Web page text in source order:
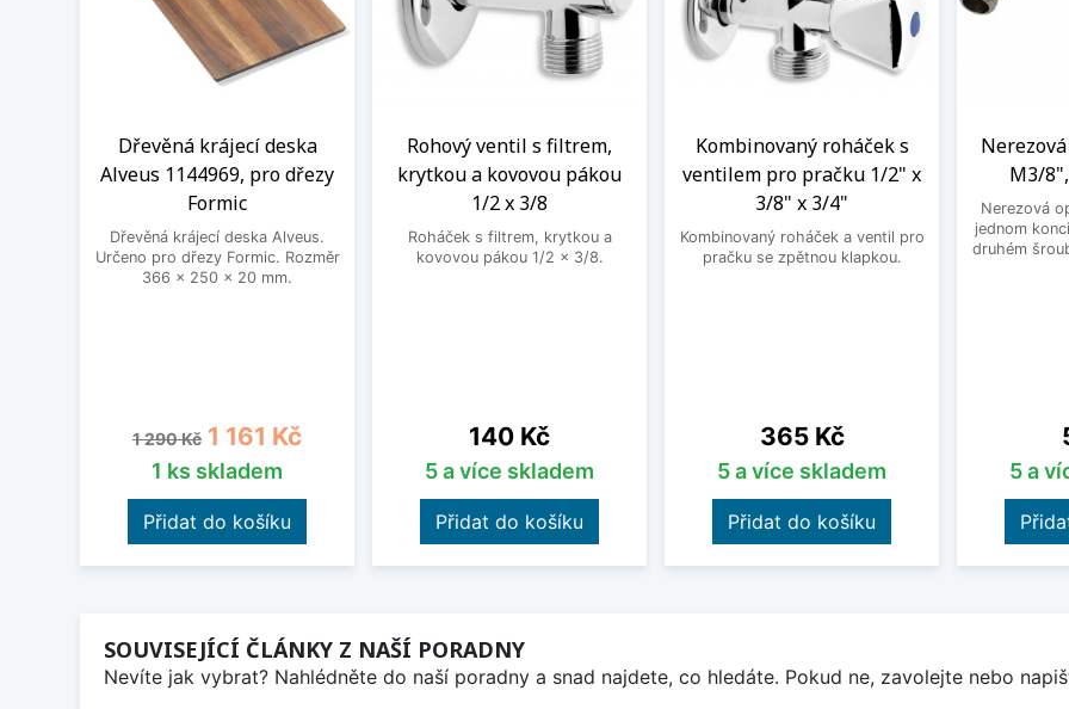
Dřevěná krájecí deska
Alveus 1144969, pro dřezy
Formic
Dřevěná krájecí deska Alveus.
Určeno pro dřezy Formic. Rozměr
366 x 250 x 20 mm.
Běžná cena
1 290 Kč Cena
1 161 Kč
1 ks skladem
Přidat do košíku
Rohový ventil s filtrem,
krytkou a kovovou pákou
1/2 x 3/8
Roháček s filtrem, krytkou a
kovovou pákou 1/2 x 3/8.
Cena
140 Kč
5 a více skladem
Přidat do košíku
Kombinovaný roháček s
ventilem pro pračku 1/2" x
3/8" x 3/4"
Kombinovaný roháček a ventil pro
pračku se zpětnou klapkou.
Cena
365 Kč
5 a více skladem
Přidat do košíku
M3/
Nerezová
jednom
druhém
5 a
SOUVISEJÍCÍ ČLÁNKY Z NAŠÍ PORADNY
Nevíte jak vybrat? Nahlédněte do naší poradny a snad najdete, co hledáte. Pokud ne, zavolejte nebo